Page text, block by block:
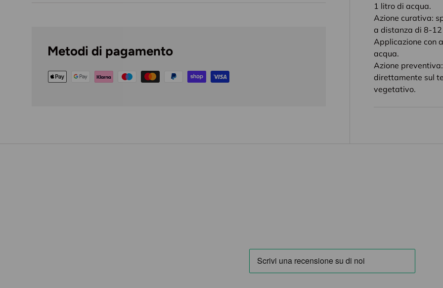
1 litro di acqua.
Azione curativa:
a distanza di 8-
Applicazione con
acqua.
Azione
direttamente sul
vegetativo.
Metodi di pagamento